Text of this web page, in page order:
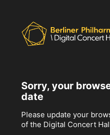
Sorry, your
date
Please update your
of the Digital Concert